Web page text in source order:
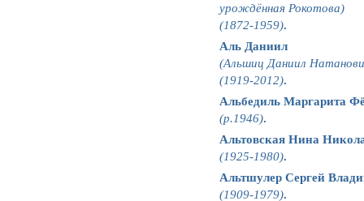
урождённая Рокотова)
(1872-1959).
Аль Даниил
(Альшиц Даниил
(1919-2012).
Альбедиль Маргарита
(р.1946).
Альтовская Нина
(1925-1980).
Альтшулер Сергей
(1909-1979).